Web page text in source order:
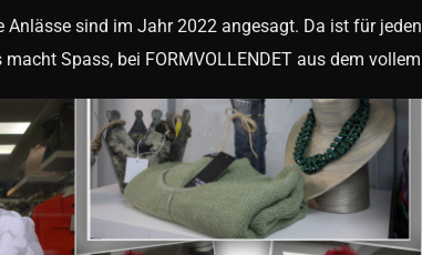
Anlässe sind im Jahr 2022 angesagt. Da ist für
macht Spass, bei FORMVOLLENDET aus dem